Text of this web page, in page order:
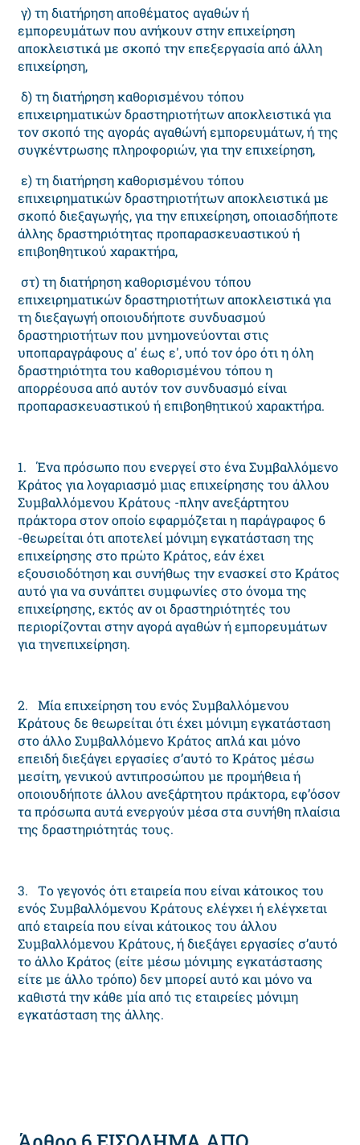
γ) τη διατήρηση αποθέματος αγαθών ή
εμπορευμάτων που ανήκουν στην επιχείρηση
αποκλειστικά με σκοπό την επεξεργασία από άλλη
επιχείρηση,
δ) τη διατήρηση καθορισμένου τόπου
επιχειρηματικών δραστηριοτήτων αποκλειστικά για
τον σκοπό της αγοράς αγαθώνή εμπορευμάτων, ή της
συγκέντρωσης πληροφοριών, για την επιχείρηση,
ε) τη διατήρηση καθορισμένου τόπου
επιχειρηματικών δραστηριοτήτων αποκλειστικά με
σκοπό διεξαγωγής, για την επιχείρηση, οποιασδήποτε
άλλης δραστηριότητας προπαρασκευαστικού ή
επιβοηθητικού χαρακτήρα,
στ) τη διατήρηση καθορισμένου τόπου
επιχειρηματικών δραστηριοτήτων αποκλειστικά για
τη διεξαγωγή οποιουδήποτε συνδυασμού
δραστηριοτήτων που μνημονεύονται στις
υποπαραγράφους α' έως ε', υπό τον όρο ότι η όλη
δραστηριότητα του καθορισμένου τόπου η
απορρέουσα από αυτόν τον συνδυασμό είναι
προπαρασκευαστικού ή επιβοηθητικού χαρακτήρα.
1. Ένα πρόσωπο που ενεργεί στο ένα Συμβαλλόμενο
Kράτος για λογαριασμό μιας επιχείρησης του άλλου
Συμβαλλόμενου Kράτους -πλην ανεξάρτητου
πράκτορα στον οποίο εφαρμόζεται η παράγραφος 6
-θεωρείται ότι αποτελεί μόνιμη εγκατάσταση της
επιχείρησης στο πρώτο Kράτος, εάν έχει
εξουσιοδότηση και συνήθως την ενασκεί στο Kράτος
αυτό για να συνάπτει συμφωνίες στο όνομα της
επιχείρησης, εκτός αν οι δραστηριότητές του
περιορίζονται στην αγορά αγαθών ή εμπορευμάτων
για τηνεπιχείρηση.
2. Mία επιχείρηση του ενός Συμβαλλόμενου
Kράτους δε θεωρείται ότι έχει μόνιμη εγκατάσταση
στο άλλο Συμβαλλόμενο Kράτος απλά και μόνο
επειδή διεξάγει εργασίες σ’αυτό το Kράτος μέσω
μεσίτη, γενικού αντιπροσώπου με προμήθεια ή
οποιουδήποτε άλλου ανεξάρτητου πράκτορα, εφ’όσον
τα πρόσωπα αυτά ενεργούν μέσα στα συνήθη πλαίσια
της δραστηριότητάς τους.
3. Tο γεγονός ότι εταιρεία που είναι κάτοικος του
ενός Συμβαλλόμενου Kράτους ελέγχει ή ελέγχεται
από εταιρεία που είναι κάτοικος του άλλου
Συμβαλλόμενου Kράτους, ή διεξάγει εργασίες σ’αυτό
το άλλο Kράτος (είτε μέσω μόνιμης εγκατάστασης
είτε με άλλο τρόπο) δεν μπορεί αυτό και μόνο να
καθιστά την κάθε μία από τις εταιρείες μόνιμη
εγκατάσταση της άλλης.